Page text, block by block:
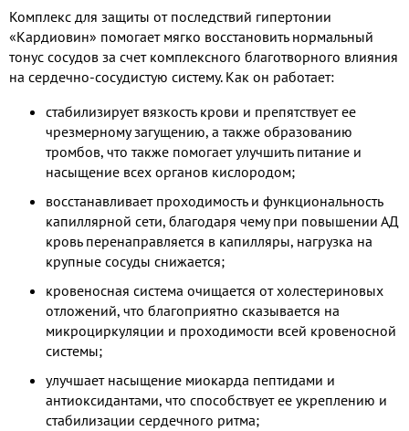
Комплекс для защиты от последствий гипертонии
«Кардиовин» помогает мягко восстановить нормальный
тонус сосудов за счет комплексного благотворного влияния
на сердечно-сосудистую систему. Как он работает:
стабилизирует вязкость крови и препятствует ее
чрезмерному загущению, а также образованию
тромбов, что также помогает улучшить питание и
насыщение всех органов кислородом;
восстанавливает проходимость и функциональность
капиллярной сети, благодаря чему при повышении АД
кровь перенаправляется в капилляры, нагрузка на
крупные сосуды снижается;
кровеносная система очищается от холестериновых
отложений, что благоприятно сказывается на
микроциркуляции и проходимости всей кровеносной
системы;
улучшает насыщение миокарда пептидами и
антиоксидантами, что способствует ее укреплению и
стабилизации сердечного ритма;